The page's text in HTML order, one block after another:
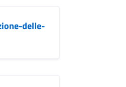
delle-